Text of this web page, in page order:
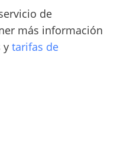
de
más información
y tarifas de